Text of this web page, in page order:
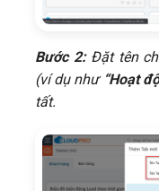
Bước 2:Đặt tên
(ví dụ như “Hoạt
tất.